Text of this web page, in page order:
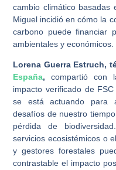
cambio climático basadas
Miguel incidió en cómo la
carbono puede financiar
ambientales y económicos.
Lorena Guerra Estruch,
España,compartió con
impacto verificado de
se está actuando para
desafíos de nuestro
pérdida de
servicios ecosistémicos o
y gestores forestales
contrastable el impacto